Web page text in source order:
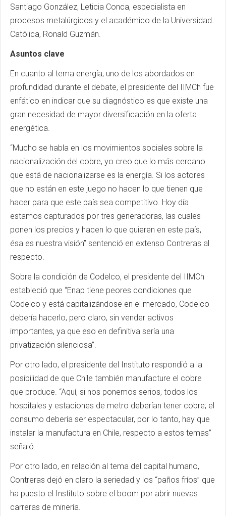
Santiago González, Leticia Conca, especialista en
procesos metalúrgicos y el académico de la Universidad
Católica, Ronald Guzmán.
Asuntos clave
En cuanto al tema energía, uno de los abordados en
profundidad durante el debate, el presidente del IIMCh fue
enfático en indicar que su diagnóstico es que existe una
gran necesidad de mayor diversificación en la oferta
energética.
“Mucho se habla en los movimientos sociales sobre la
nacionalización del cobre, yo creo que lo más cercano
que está de nacionalizarse es la energía. Si los actores
que no están en este juego no hacen lo que tienen que
hacer para que este país sea competitivo. Hoy día
estamos capturados por tres generadoras, las cuales
ponen los precios y hacen lo que quieren en este país,
ésa es nuestra visión” sentenció en extenso Contreras al
respecto.
Sobre la condición de Codelco, el presidente del IIMCh
estableció que “Enap tiene peores condiciones que
Codelco y está capitalizándose en el mercado, Codelco
debería hacerlo, pero claro, sin vender activos
importantes, ya que eso en definitiva sería una
privatización silenciosa”.
Por otro lado, el presidente del Instituto respondió a la
posibilidad de que Chile también manufacture el cobre
que produce. “Aquí, si nos ponemos serios, todos los
hospitales y estaciones de metro deberían tener cobre; el
consumo debería ser espectacular, por lo tanto, hay que
instalar la manufactura en Chile, respecto a estos temas”
señaló.
Por otro lado, en relación al tema del capital humano,
Contreras dejó en claro la seriedad y los “paños fríos” que
ha puesto el Instituto sobre el boom por abrir nuevas
carreras de minería.